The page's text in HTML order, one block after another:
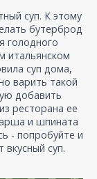
суп. К этому
бутерброд
голодного
итальянском
суп дома,
варить такой
добавить
ресторана ее
и шпината
- попробуйте и
суп.